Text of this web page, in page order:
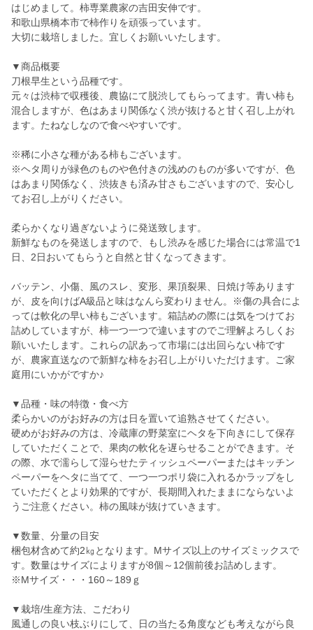
はじめまして。柿専業農家の吉田安伸です。
和歌山県橋本市で柿作りを頑張っています。
大切に栽培しました。宜しくお願いいたします。
▼商品概要
刀根早生という品種です。
元々は渋柿で収穫後、農協にて脱渋してもらってます。青い柿も
混合しますが、色はあまり関係なく渋が抜けると甘く召し上がれ
ます。たねなしなので食べやすいです。
※稀に小さな種がある柿もございます。
※ヘタ周りが緑色のものや色付きの浅めのものが多いですが、色
はあまり関係なく、渋抜きも済み甘さもございますので、安心し
てお召し上がりください。
柔らかくなり過ぎないように発送致します。
新鮮なものを発送しますので、もし渋みを感じた場合には常温で1
日、2日おいてもらうと自然と甘くなってきます。
バッテン、小傷、風のスレ、変形、果頂裂果、日焼け等あります
が、皮を向けばA級品と味はなんら変わりません。※傷の具合によ
っては軟化の早い柿もございます。箱詰めの際には気をつけてお
詰めしていますが、柿一つ一つで違いますのでご理解よろしくお
願いいたします。これらの訳あって市場には出回らない柿です
が、農家直送なので新鮮な柿をお召し上がりいただけます。ご家
庭用にいかがですか♪
▼品種・味の特徴・食べ方
柔らかいのがお好みの方は日を置いて追熟させてください。
硬めがお好みの方は、冷蔵庫の野菜室にヘタを下向きにして保存
していただくことで、果肉の軟化を遅らせることができます。そ
の際、水で濡らして湿らせたティッシュペーパーまたはキッチン
ペーパーをヘタに当てて、一つ一つポリ袋に入れるかラップをし
ていただくとより効果的ですが、長期間入れたままにならないよ
うご注意ください。柿の風味が抜けていきます。
▼数量、分量の目安
梱包材含めて約2㎏となります。Mサイズ以上のサイズミックスで
す。数量はサイズによりますが8個～12個前後お詰めします。
※Mサイズ・・・160～189ｇ
▼栽培/生産方法、こだわり
風通しの良い枝ぶりにして、日の当たる角度なども考えながら良